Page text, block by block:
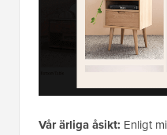
Vår ärliga åsikt: Enligt